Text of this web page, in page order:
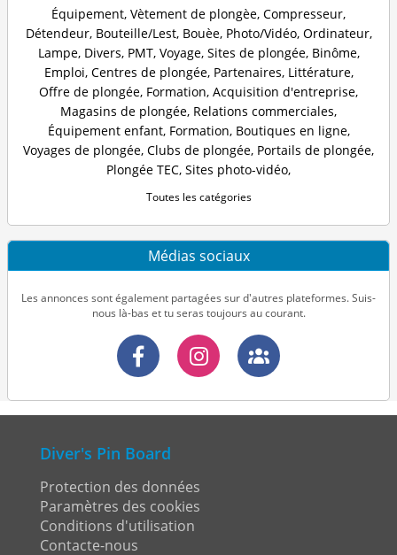
Équipement, Vètement de plongèe, Compresseur,
Détendeur, Bouteille/Lest, Bouèe, Photo/Vidéo, Ordinateur,
Lampe, Divers, PMT, Voyage, Sites de plongée, Binôme,
Emploi, Centres de plongée, Partenaires, Littérature,
Offre de plongée, Formation, Acquisition d'entreprise,
Magasins de plongée, Relations commerciales,
Équipement enfant, Formation, Boutiques en ligne,
Voyages de plongée, Clubs de plongée, Portails de plongée,
Plongée TEC, Sites photo-vidéo,
Toutes les catégories
Médias sociaux
Les annonces sont également partagées sur d'autres plateformes. Suis-
nous là-bas et tu seras toujours au courant.
Diver's Pin Board
Protection des données
Paramètres des cookies
Conditions d'utilisation
Contacte-nous